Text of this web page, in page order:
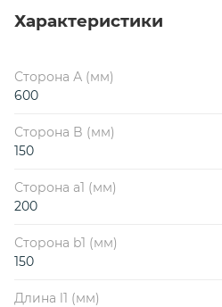
Характеристики
Сторона А (мм)
600
Сторона B (мм)
150
Сторона a1 (мм)
200
Сторона b1 (мм)
150
Длина l1 (мм)